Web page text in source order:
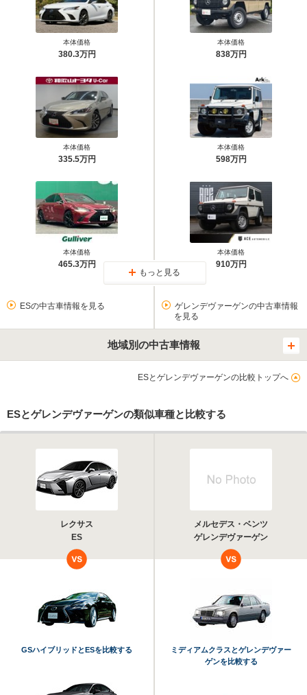
本体価格
380.3万円
本体価格
335.5万円
本体価格
465.3万円
本体価格
838万円
本体価格
598万円
本体価格
910万円
もっと見る
ESの中古車情報を見る
ゲレンデヴァーゲンの中古車情報
を見る
地域別の中古車情報
ESとゲレンデヴァーゲンの比較トップへ
ESとゲレンデヴァーゲンの類似車種と比較する
レクサス
ES
メルセデス・ベンツ
ゲレンデヴァーゲン
GSハイブリッドとESを比較する
ミディアムクラスとゲレンデヴァー
ゲンを比較する